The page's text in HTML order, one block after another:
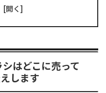
はどこに売って
します